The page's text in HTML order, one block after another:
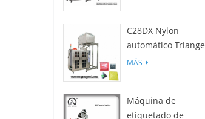
C28DX Nylon
automático Triange
/ Piso Máquina de
pequeño
MÁS
Máquina de
etiquetado de